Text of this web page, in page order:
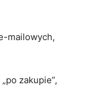
mailowych,
zakupie”,